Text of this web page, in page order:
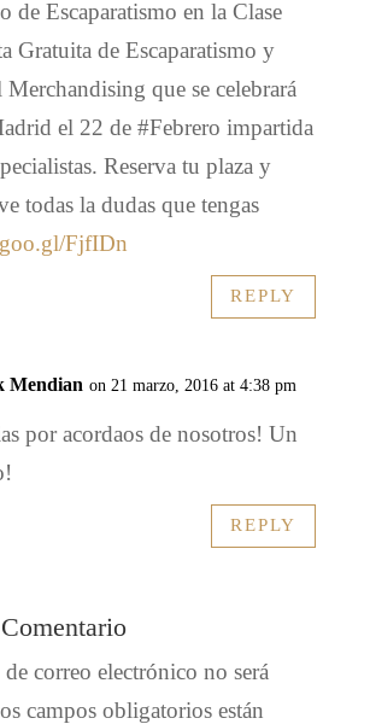
de Escaparatismo en la Clase
Gratuita de Escaparatismo y
Merchandising que se celebrará
el 22 de #Febrero impartida
Reserva tu plaza y
todas la dudas que tengas
FjfIDn
REPLY
Mendian on 21 marzo, 2016 at 4:38 pm
por acordaos de nosotros! Un
REPLY
correo electrónico no será
campos obligatorios están